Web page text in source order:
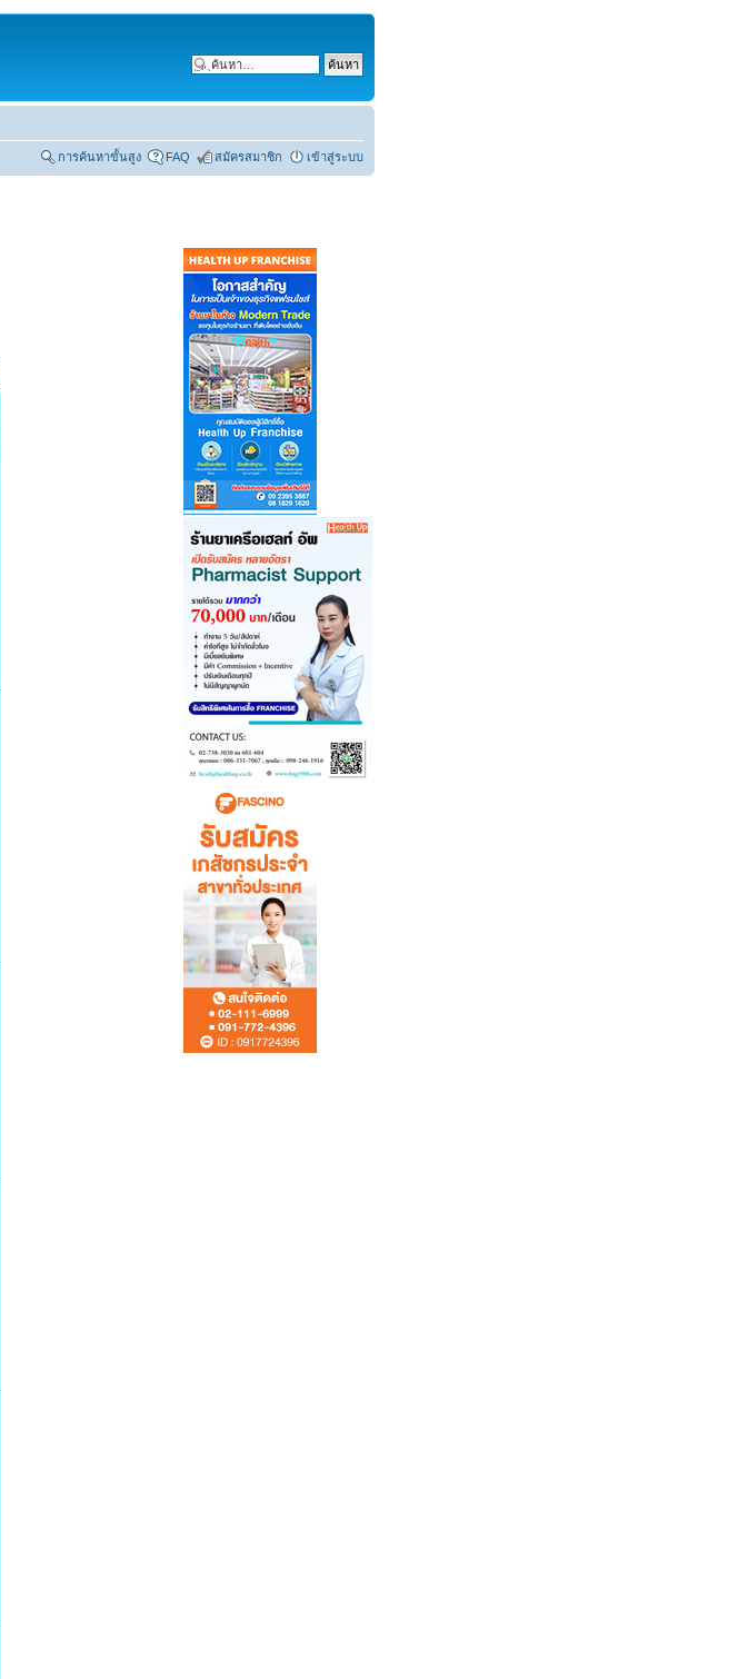
การค้นหาขั้นสูง FAQ สมัครสมาชิก เข้าสู่ระบบ